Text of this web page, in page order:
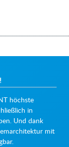
höchste
in
Und dank
mit